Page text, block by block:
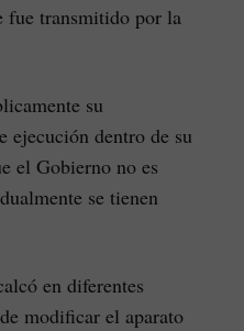
fue transmitido por la
su
ejecución dentro de su
el Gobierno no es
se tienen
en diferentes
modificar el aparato